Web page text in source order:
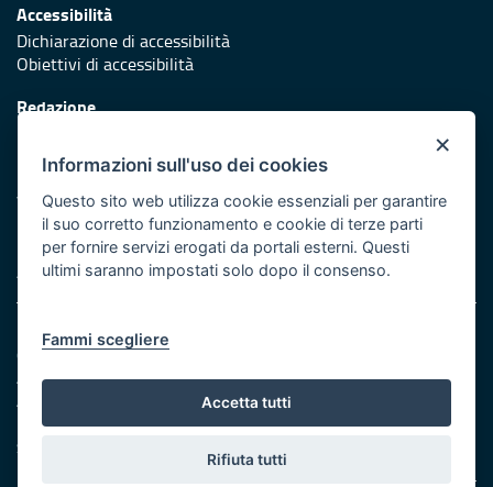
Accessibilità
Dichiarazione di accessibilità
Obiettivi di accessibilità
Redazione
Protezione civile
Vai al sito di Protezione Civile Puglia
Iniziativa finanziata con risorse del POR Puglia 2014/2020 -
Asse XI
Note legali
Cookie e privacy
Amministrazione trasparente
Atti di notifica
Feed RSS
Servizi Intranet
×
Informazioni sull'uso dei cookies
Questo sito web utilizza cookie essenziali per garantire
il suo corretto funzionamento e cookie di terze parti
per fornire servizi erogati da portali esterni. Questi
ultimi saranno impostati solo dopo il consenso.
Fammi scegliere
Accetta tutti
Rifiuta tutti